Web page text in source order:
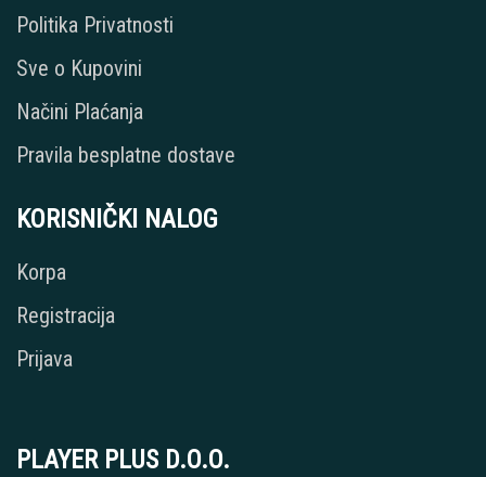
Politika Privatnosti
Sve o Kupovini
Načini Plaćanja
Pravila besplatne dostave
KORISNIČKI NALOG
Korpa
Registracija
Prijava
PLAYER PLUS D.O.O.